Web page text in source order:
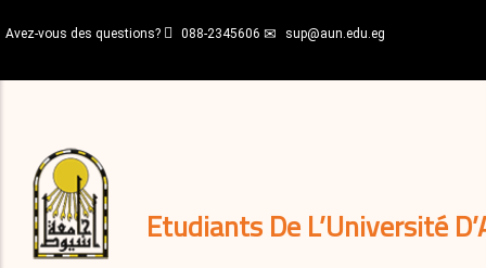
au
principal
Avez-vous des questions? 088-2345606 sup@aun.edu.eg
Etudiants De L’Université
décisions
Expatriés
Journal